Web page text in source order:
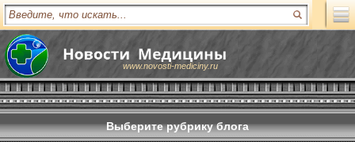
www.novosti-mediciny.ru
Выберите рубрику блога